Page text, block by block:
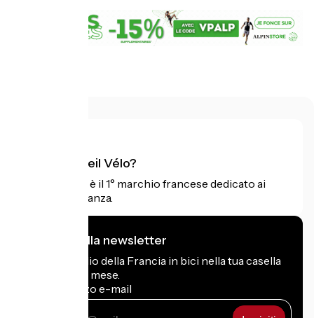
Cos'è Accueil Vélo?
Accueil Vélo è il 1° marchio francese dedicato ai
ciclisti in vacanza.
Mi iscrivo alla newsletter
Ricevi il meglio della Francia in bici nella tua casella
di posta ogni mese.
Il mio indirizzo e-mail